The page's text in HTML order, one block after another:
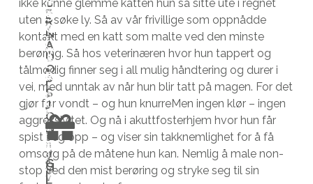
ikke kunne glemme katten hun så sitte ute i regnet
uten å søke ly. Så av vår frivillige som oppnådde
kontakt med en katt som malte ved den minste
berøring. Så hos veterinæren hvor hun tappert og
tålmodig finner seg i all mulig håndtering og durer i
vei, med unntak av når hun blir tatt på magen. For det
gjør for vondt – og hun knurreMen ingen klør – ingen
aggressivitet. Og nå i akuttfosterhjem hvor hun får
spist seg opp – og viser sin takknemlighet for å få
omsorg på de måtene hun kan. Nemlig å male non-
stop ved den mist berøring og stryke seg til sin
E
R
N
A
D
O
P
S
J
O
N
V
i
e
v
e
r
e
s
t
e
n
a
v
b
l
i
i
f
o
s
t
e
r
h
i
h
a
r
a
l
l
t
i
d
b
D
S
G
I
V
E
R
D
i
n
s
t
a
s
t
m
å
n
e
d
s
g
i
G
I
G
I